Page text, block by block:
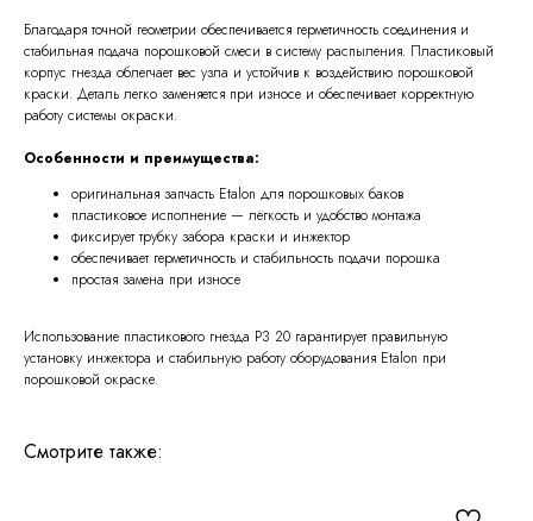
Благодаря точной геометрии обеспечивается герметичность соединения и
стабильная подача порошковой смеси в систему распыления. Пластиковый
корпус гнезда облегчает вес узла и устойчив к воздействию порошковой
краски. Деталь легко заменяется при износе и обеспечивает корректную
работу системы окраски.
Особенности и преимущества:
оригинальная запчасть Etalon для порошковых баков
пластиковое исполнение — лёгкость и удобство монтажа
фиксирует трубку забора краски и инжектор
обеспечивает герметичность и стабильность подачи порошка
простая замена при износе
Использование пластикового гнезда P3 20 гарантирует правильную
установку инжектора и стабильную работу оборудования Etalon при
порошковой окраске.
Смотрите также: